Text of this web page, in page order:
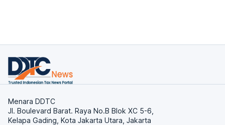
Menara DDTC
Jl. Boulevard Barat. Raya No.B Blok XC 5-6,
Kelapa Gading, Kota Jakarta Utara, Jakarta